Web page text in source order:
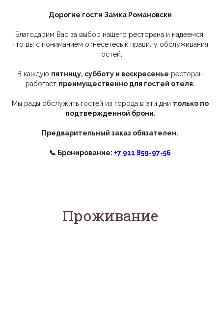
отправить
Дорогие гости Замка Романовски
Благодарим Вас за выбор нашего ресторана и надеемся,
что вы с пониманием отнесетесь к правилу обслуживания
гостей.
В каждую пятницу, субботу и воскресенье ресторан
работает преимущественно для гостей отеля.
Мы рады обслужить гостей из города в эти дни только по
подтвержденной брони
Предварительный заказ обязателен.
📞 Бронирование: +7 911 859-97-56
Проживание